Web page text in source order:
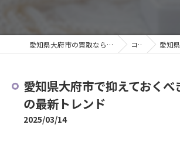
愛知県大府市の買取なら買取大吉 大府共栄町3丁目店 コラム 愛知県大府
愛知県大府市で抑えておくべ
の最新トレンド
2025/03/14